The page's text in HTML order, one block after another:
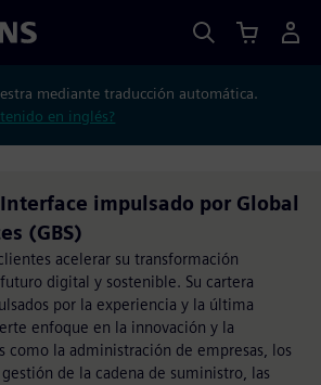
mediante traducción automática.
en inglés?
impulsado por Global
(GBS)
acelerar su transformación
digital y sostenible. Su cartera
por la experiencia y la última
enfoque en la innovación y la
como la administración de empresas, los
de la cadena de suministro, las